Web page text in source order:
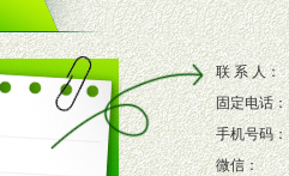
意识和配合意识。
。
的新需求及适应市场变化。
联 系 人：
固定电话：
手机号码：
微信：